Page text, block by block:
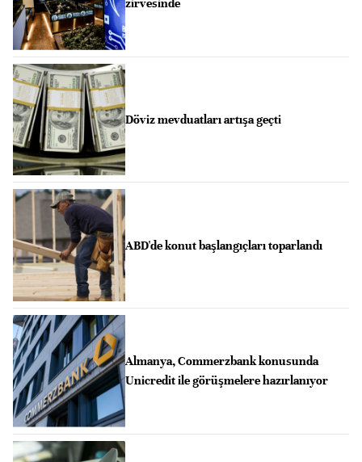
zirvesinde
Döviz mevduatları artışa geçti
ABD'de konut başlangıçları toparlandı
Almanya, Commerzbank konusunda
Unicredit ile görüşmelere hazırlanıyor